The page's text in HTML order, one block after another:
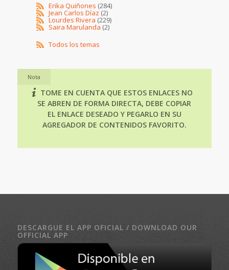
Erika Quiñones (284)
Jean Carlos Díaz (2)
Lourdes Rivera (229)
Saira Marulanda (2)
Todos los temas
Nota
TOME EN CUENTA QUE ESTOS ENLACES NO
SE ABREN DE FORMA DIRECTA, DEBE COPIAR
EL ENLACE DESEADO Y PEGARLO EN SU
AGREGADOR DE CONTENIDOS FAVORITO.
DESCARGUE EL APP OFICIAL / DOWNLOAD OUR
OFFICIAL APP